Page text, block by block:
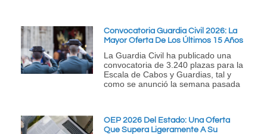
Convocatoria Guardia Civil 2026: La
Mayor Oferta De Los Últimos 15 Años
La Guardia Civil ha publicado una
convocatoria de 3.240 plazas para la
Escala de Cabos y Guardias, tal y
como se anunció la semana pasada
OEP 2026 Del Estado: Una Oferta
Que Supera Ligeramente A Su